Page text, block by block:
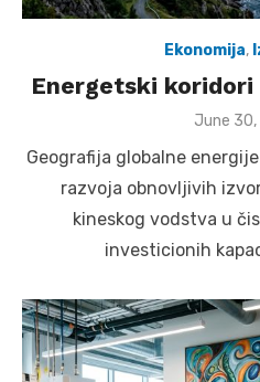
Ekonomija,
Energetski koridori
Posted
June
Geografija globalne
razvoja obnovljivih
kineskog vodstva u
investicionih